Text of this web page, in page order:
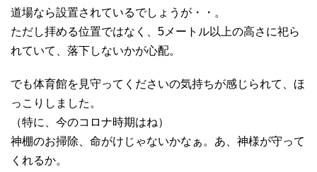
道場なら設置されているでしょうが・・。
ただし拝める位置ではなく、5メートル以上の高さに祀ら
れていて、落下しないかが心配。
でも体育館を見守ってくださいの気持ちが感じられて、ほ
っこりしました。
（特に、今のコロナ時期はね）
神棚のお掃除、命がけじゃないかなぁ。あ、神様が守って
くれるか。